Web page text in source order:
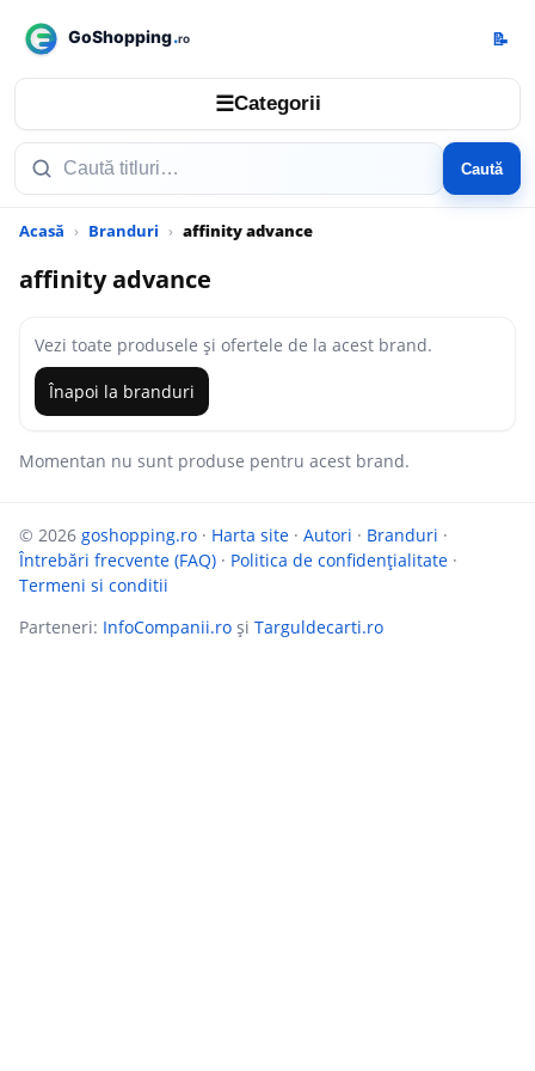
☰Categorii
Caută
📝
Acasă Branduri affinity advance
affinity advance
Vezi toate produsele și ofertele de la acest brand.
Înapoi la branduri
Momentan nu sunt produse pentru acest brand.
© 2026 goshopping.ro · Harta site · Autori · Branduri ·
Întrebări frecvente (FAQ) · Politica de confidențialitate ·
Termeni si conditii
Parteneri: InfoCompanii.ro și Targuldecarti.ro